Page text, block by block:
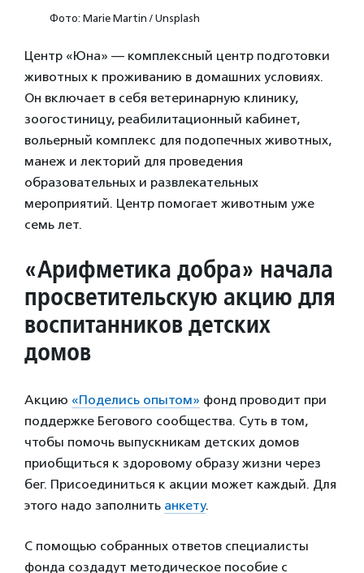
Фото: Marie Martin / Unsplash
Центр «Юна» — комплексный центр подготовки
животных к проживанию в домашних условиях.
Он включает в себя ветеринарную клинику,
зоогостиницу, реабилитационный кабинет,
вольерный комплекс для подопечных животных,
манеж и лекторий для проведения
образовательных и развлекательных
мероприятий. Центр помогает животным уже
семь лет.
«Арифметика добра» начала
просветительскую акцию для
воспитанников детских
домов
Акцию «Поделись опытом» фонд проводит при
поддержке Бегового сообщества. Суть в том,
чтобы помочь выпускникам детских домов
приобщиться к здоровому образу жизни через
бег. Присоединиться к акции может каждый. Для
этого надо заполнить анкету.
С помощью собранных ответов специалисты
фонда создадут методическое пособие с